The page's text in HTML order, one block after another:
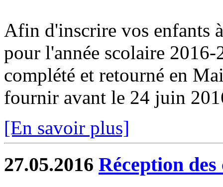
Afin d'inscrire vos enfants
pour l'année scolaire
complété et retourné en
fournir avant le 24 juin
[En savoir plus]
27.05.2016 Réception